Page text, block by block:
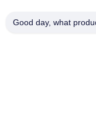
Good day, what